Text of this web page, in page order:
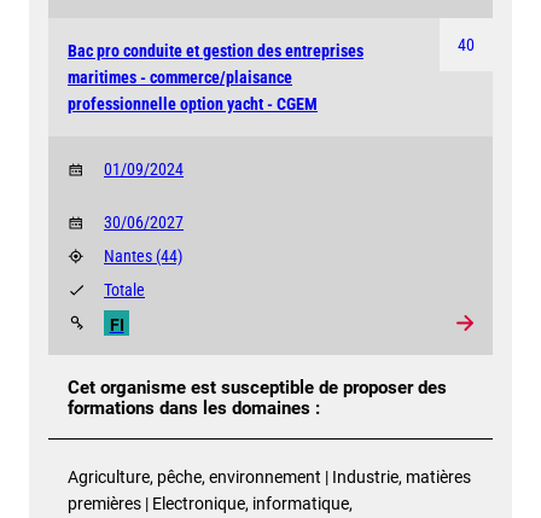
40
Bac pro conduite et gestion des entreprises
maritimes - commerce/plaisance
professionnelle option yacht - CGEM
01/09/2024
30/06/2027
Nantes (44)
FI
Totale
Cet organisme est susceptible de proposer des
formations dans les domaines :
Agriculture, pêche, environnement | Industrie, matières
premières | Electronique, informatique,